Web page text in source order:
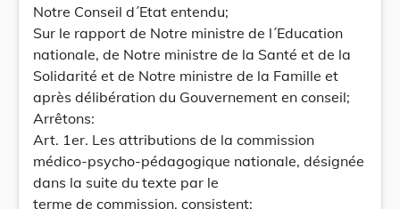
Notre Conseil d´Etat entendu;
Sur le rapport de Notre ministre de l´Education
nationale, de Notre ministre de la Santé et de la
Solidarité et de Notre ministre de la Famille et
après délibération du Gouvernement en conseil;
Arrêtons:
Art. 1er. Les attributions de la commission
médico-psycho-pédagogique nationale, désignée
dans la suite du texte par le
terme de commission, consistent: